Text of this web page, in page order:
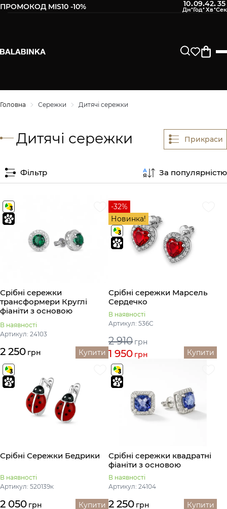
ПРОМОКОД MIS10 -10% 10:09:42:34
Головна Сережки Дитячі сережки
Дитячі сережки Прикраси
Фільтр За популярністю
Срібні сережки
трансформери Круглі
фіаніти з основою
В наявності
Артикул: 24103
2 250 грн Купити
-32%
Новинка!
Срібні сережки Марсель
Сердечко
В наявності
Артикул: 536С
2 910 грн
1 950 грн Купити
Срібні Сережки Бедрики
В наявності
Артикул: 520139к
2 050 грн Купити
Срібні сережки квадратні
фіаніти з основою
В наявності
Артикул: 24104
2 250 грн Купити